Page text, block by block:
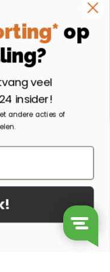
op
veel
insider!
andere acties of